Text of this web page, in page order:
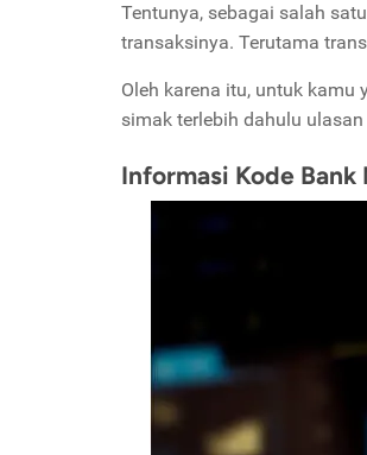
Tentunya, sebagai salah
transaksinya. Terutama
Oleh karena itu, untuk kamu
simak terlebih dahulu
Informasi Kode Bank